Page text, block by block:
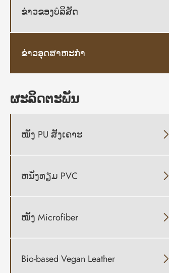
ຂ່າວຂອງບໍລິສັດ
ຂ່າວອຸດສາຫະກໍາ
ຜະລິດຕະພັນ
ໜັງ PU ສັງເຄາະ 
ຫນັງທຽມ PVC 
ໜັງ Microfiber 
Bio-based Vegan Leather 